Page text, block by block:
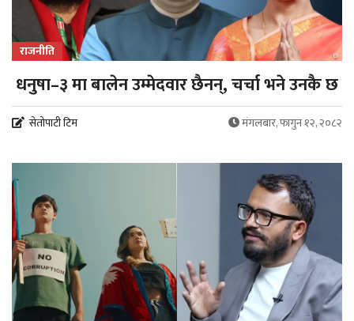
राजनीति
धनुषा–३ मा बालेन उम्मेदवार छैनन्, चर्चा भने उनकै छ
सेतोपाटी टिम मंगलबार, फागुन १२, २०८२